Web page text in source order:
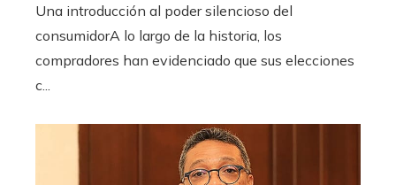
Una introducción al poder silencioso del
consumidorA lo largo de la historia, los
compradores han evidenciado que sus elecciones
c...